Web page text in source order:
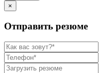
×
Отправить резюме